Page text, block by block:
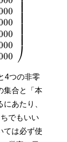
00
00
00
00
00 ⎠⎟⎟⎟⎟⎟⎟⎟
4つの非零
集合と「本
にあたり、
でもいい
ては必ず使